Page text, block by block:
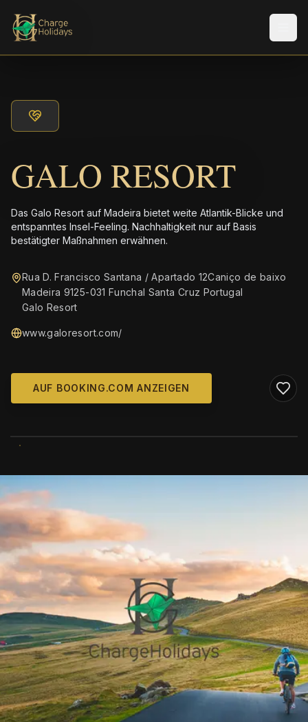
GALO RESORT
Das Galo Resort auf Madeira bietet weite Atlantik-Blicke und
entspanntes Insel-Feeling. Nachhaltigkeit nur auf Basis
bestätigter Maßnahmen erwähnen.
Rua D. Francisco Santana / Apartado 12Caniço de baixo
Madeira 9125-031 Funchal Santa Cruz Portugal
Galo Resort
www.galoresort.com/
AUF BOOKING.COM ANZEIGEN